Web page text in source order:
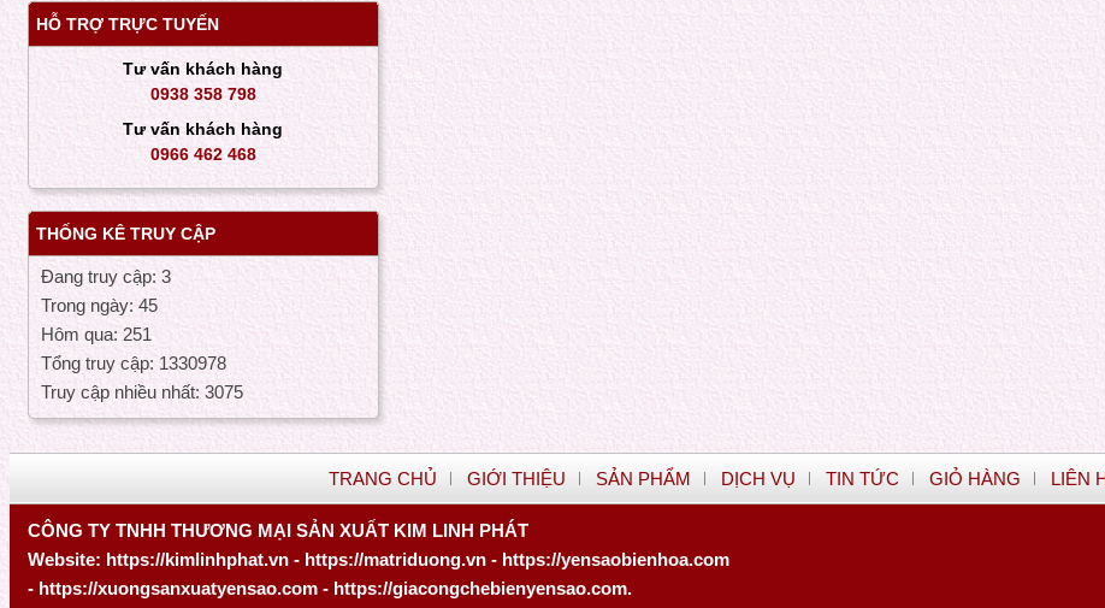
NANO CURCUMIN PREMIUM 365 - Tinh
hoa Nghệ vàng Hàn Quốc
NƯỚC COLLAGEN PREMIUM NMN 1500
HỖ TRỢ TRỰC TUYẾN
Tư vấn khách hàng
0938 358 798
Tư vấn khách hàng
0966 462 468
THỐNG KÊ TRUY CẬP
Đang truy cập: 3
Trong ngày: 45
Hôm qua: 251
Tổng truy cập: 1330978
Truy cập nhiều nhất: 3075
TRANG CHỦ GIỚI THIỆU SẢN PHẨM DỊCH VỤ TIN TỨC GIỎ HÀNG LIÊN
CÔNG TY TNHH THƯƠNG MẠI SẢN XUẤT KIM LINH PHÁT
Website: https://kimlinhphat.vn - https://matriduong.vn - https://yensaobienhoa.com
- https://xuongsanxuatyensao.com - https://giacongchebienyensao.com.